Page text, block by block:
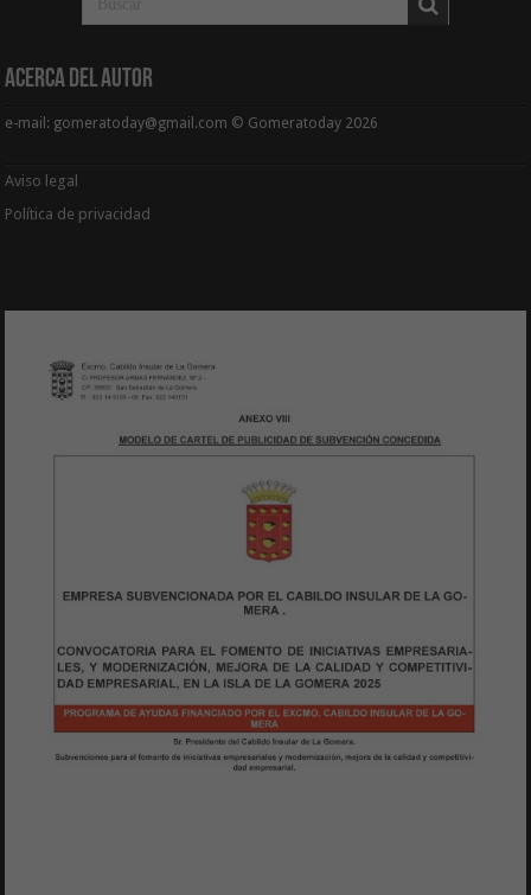
Acerca del Autor
e-mail: gomeratoday@gmail.com © Gomeratoday 2026
Aviso legal
Política de privacidad